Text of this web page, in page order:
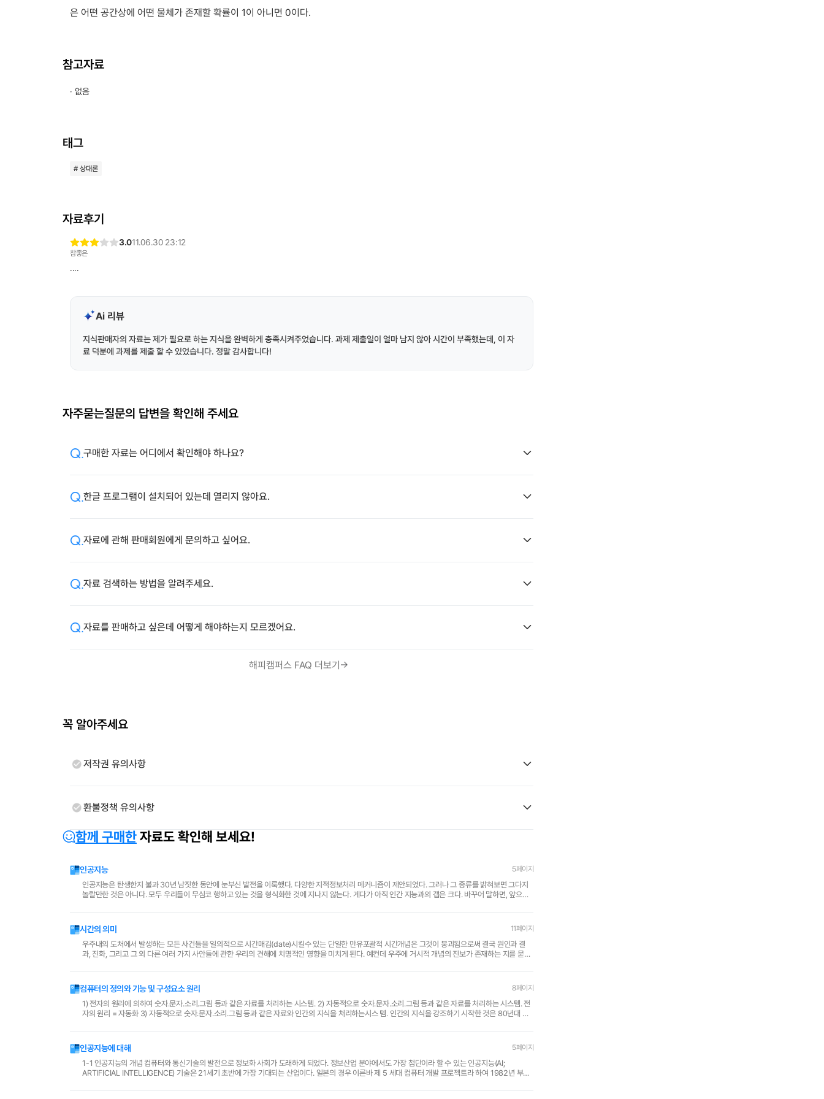
은 어떤 공간상에 어떤 물체가 존재할 확률이 1이 아니면 0이다.
참고자료
· 없음
태그
# 상대론
자료후기
3.011.06.30 23:12
참좋은
....
Ai 리뷰
지식판매자의 자료는 제가 필요로 하는 지식을 완벽하게 충족시켜주었습니다. 과제 제출일이 얼마 남지 않아 시간이 부족했는데, 이 자
료 덕분에 과제를 제출 할 수 있었습니다. 정말 감사합니다!
자주묻는질문의 답변을 확인해 주세요
구매한 자료는 어디에서 확인해야 하나요?
한글 프로그램이 설치되어 있는데 열리지 않아요.
자료에 관해 판매회원에게 문의하고 싶어요.
자료 검색하는 방법을 알려주세요.
자료를 판매하고 싶은데 어떻게 해야하는지 모르겠어요.
해피캠퍼스 FAQ 더보기
꼭 알아주세요
저작권 유의사항
환불정책 유의사항
함께 구매한자료도 확인해 보세요!
인공지능 5페이지
인공지능은 탄생한지 불과 30년 남짓한 동안에 눈부신 발전을 이룩했다. 다양한 지적정보처리 메커니즘이 제안되었다. 그러나 그 종류를 밝혀보면 그다지
놀랄만한 것은 아니다. 모두 우리들이 무심코 행하고 있는 것을 형식화한 것에 지나지 않는다. 게다가 아직 인간 지능과의 갭은 크다. 바꾸어 말하면, 앞으로
시간의 의미 11페이지
우주내의 도처에서 발생하는 모든 사건들을 일의적으로 시간매김(date)시킬수 있는 단일한 만유포괄적 시간개념은 그것이 붕괴됨으로써 결국 원인과 결
과, 진화, 그리고 그 외 다른 여러 가지 사안들에 관한 우리의 견해에 치명적인 영향을 미치게 된다. 예컨데 우주에 거시적 개념의 진보가 존재하는 지를 묻는
컴퓨터의 정의와 기능 및 구성요소 원리 8페이지
1) 전자의 원리에 의하여 숫자.문자.소리.그림 등과 같은 자료를 처리하는 시스템. 2) 자동적으로 숫자.문자.소리.그림 등과 같은 자료를 처리하는 시스템. 전
자의 원리 = 자동화 3) 자동적으로 숫자.문자.소리.그림 등과 같은 자료와 인간의 지식을 처리하는시스 템. 인간의 지식을 강조하기 시작한 것은 80년대 이
인공지능에 대해 5페이지
1-1 인공지능의 개념 컴퓨터와 통신기술의 발전으로 정보화 사회가 도래하게 되었다. 정보산업 분야에서도 가장 첨단이라 할 수 있는 인공지능(AI;
ARTIFICIAL INTELLIGENCE) 기술은 21세기 초반에 가장 기대되는 산업이다. 일본의 경우 이른바 제 5 세대 컴퓨터 개발 프로젝트라 하여 1982년 부터